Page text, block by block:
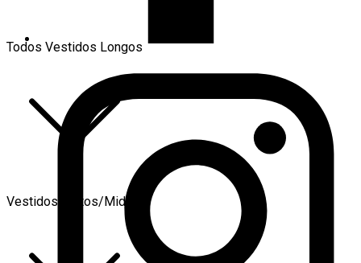
Todos Vestidos Longos
Vestidos Curtos/Midi